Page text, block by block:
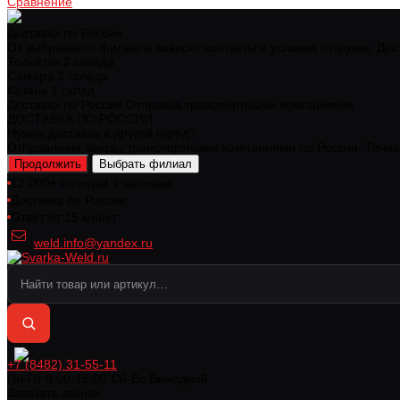
Продолжить Выбрать филиал
weld.info@yandex.ru
+7 (8482) 31-55-11